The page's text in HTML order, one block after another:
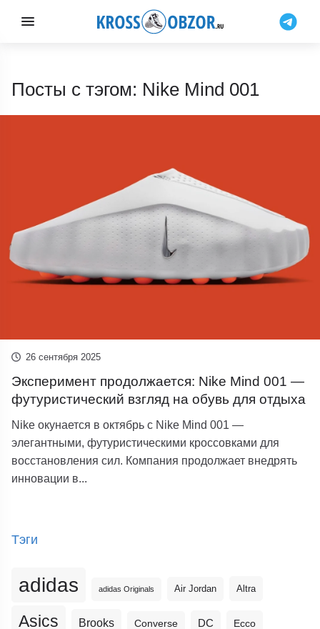
Посты с тэгом: Nike Mind 001
26 сентября 2025
Эксперимент продолжается: Nike Mind 001 —
футуристический взгляд на обувь для отдыха
Nike окунается в октябрь с Nike Mind 001 —
элегантными, футуристическими кроссовками для
восстановления сил. Компания продолжает внедрять
инновации в...
Тэги
adidas adidas Originals Air Jordan Altra
Asics Brooks Converse DC Ecco